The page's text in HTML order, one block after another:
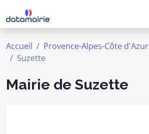
Accueil Provence-Alpes-Côte d'Azur
Suzette
Mairie de Suzette